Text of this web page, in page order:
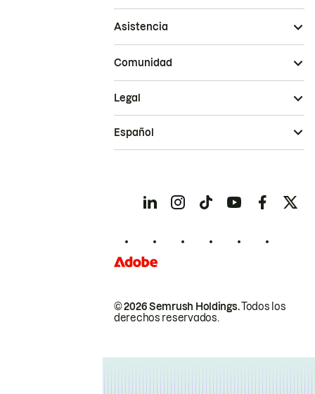
Asistencia
Comunidad
© 2026 Semrush Holdings.Todos los
derechos reservados.
Legal
Español